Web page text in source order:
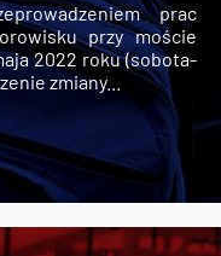
prac
przy moście
2022 roku (sobota-
zmiany...